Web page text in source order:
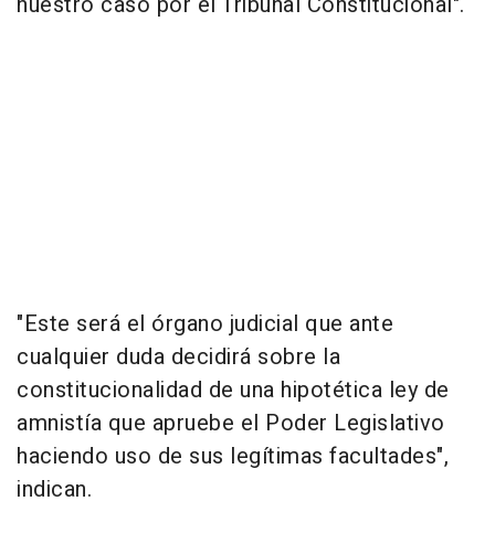
"Este será el órgano judicial que ante
cualquier duda decidirá sobre la
constitucionalidad de una hipotética ley de
amnistía que apruebe el Poder Legislativo
haciendo uso de sus legítimas facultades",
indican.